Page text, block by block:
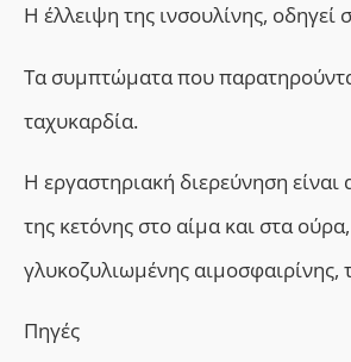
Η έλλειψη της ινσουλίνης, οδηγεί
Τα συμπτώματα που
ταχυκαρδία.
Η εργαστηριακή διερεύνηση
της κετόνης στο αίμα και στα
γλυκοζυλιωμένης αιμοσφαιρίνης,
Πηγές